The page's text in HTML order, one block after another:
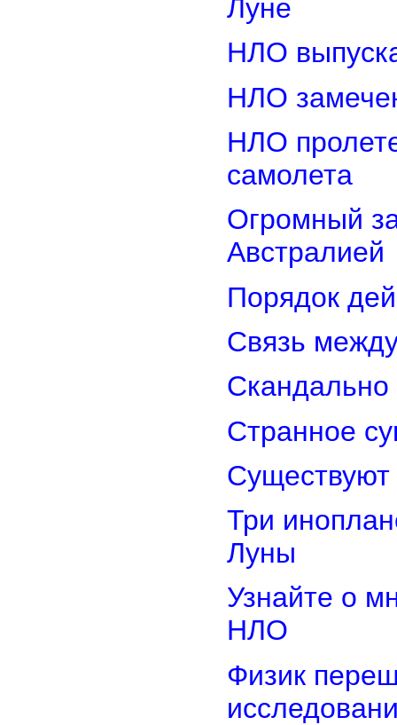
Луне
НЛО
НЛО
НЛО
самолета
Огромный
Австралией
Порядок
Связь
Странное
Три
Луны
Узнайте о
НЛО
Физик